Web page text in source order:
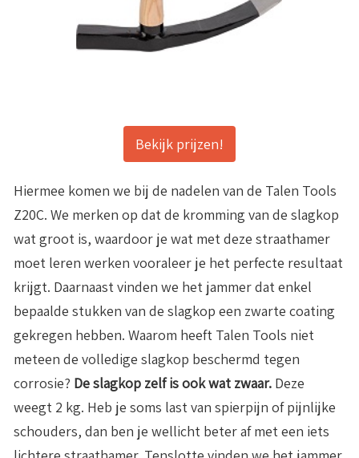
Bekijk prijzen!
Hiermee komen we bij de nadelen van de Talen Tools
Z20C. We merken op dat de kromming van de slagkop
wat groot is, waardoor je wat met deze straathamer
moet leren werken vooraleer je het perfecte resultaat
krijgt. Daarnaast vinden we het jammer dat enkel
bepaalde stukken van de slagkop een zwarte coating
gekregen hebben. Waarom heeft Talen Tools niet
meteen de volledige slagkop beschermd tegen
corrosie? De slagkop zelf is ook wat zwaar. Deze
weegt 2 kg. Heb je soms last van spierpijn of pijnlijke
schouders, dan ben je wellicht beter af met een iets